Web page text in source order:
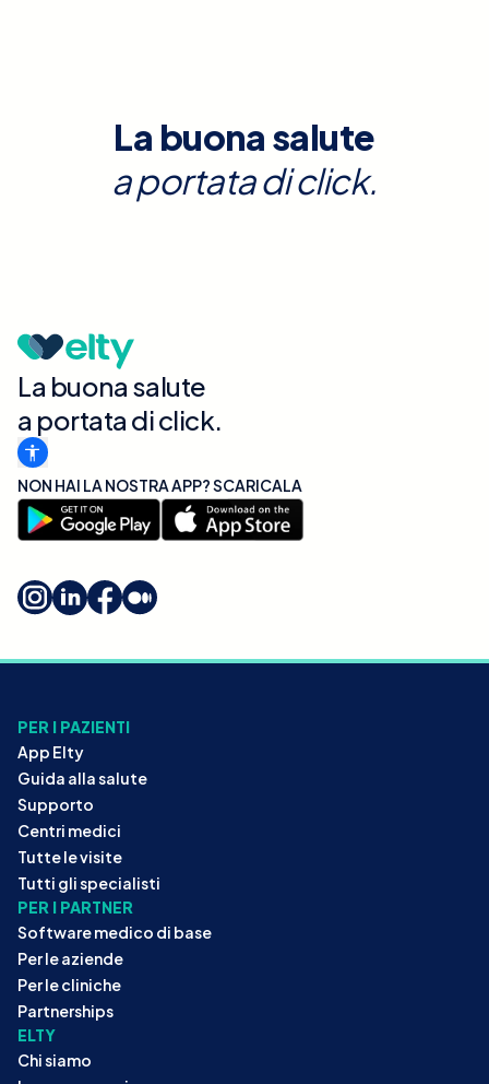
La buona salute
a portata di click.
La buona salute
a portata di click.
NON HAI LA NOSTRA APP? SCARICALA
PER I PAZIENTI
App Elty
Guida alla salute
Supporto
Centri medici
Tutte le visite
Tutti gli specialisti
PER I PARTNER
Software medico di base
Per le aziende
Per le cliniche
Partnerships
ELTY
Chi siamo